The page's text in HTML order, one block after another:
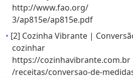
http://www.fao.org/
3/ap815e/ap815e.pdf
[2] Cozinha Vibrante |
cozinhar
https://cozinhavibrante.com.br
/receitas/conversao-de-